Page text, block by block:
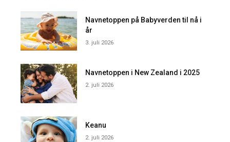
Navnetoppen på Babyverden til nå i
år
3. juli 2026
Navnetoppen i New Zealand i 2025
2. juli 2026
Keanu
2. juli 2026